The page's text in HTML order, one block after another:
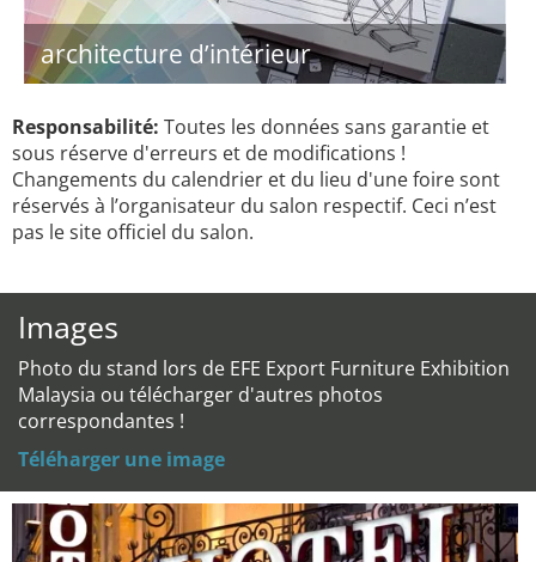
architecture d’intérieur
Responsabilité: Toutes les données sans garantie et
sous réserve d'erreurs et de modifications !
Changements du calendrier et du lieu d'une foire sont
réservés à l’organisateur du salon respectif. Ceci n’est
pas le site officiel du salon.
Images
Photo du stand lors de EFE Export Furniture Exhibition
Malaysia ou télécharger d'autres photos
correspondantes !
Téléharger une image